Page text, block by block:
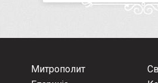
Митрополит